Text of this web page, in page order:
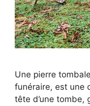
Une pierre
funéraire, est une
tête d’une tombe,